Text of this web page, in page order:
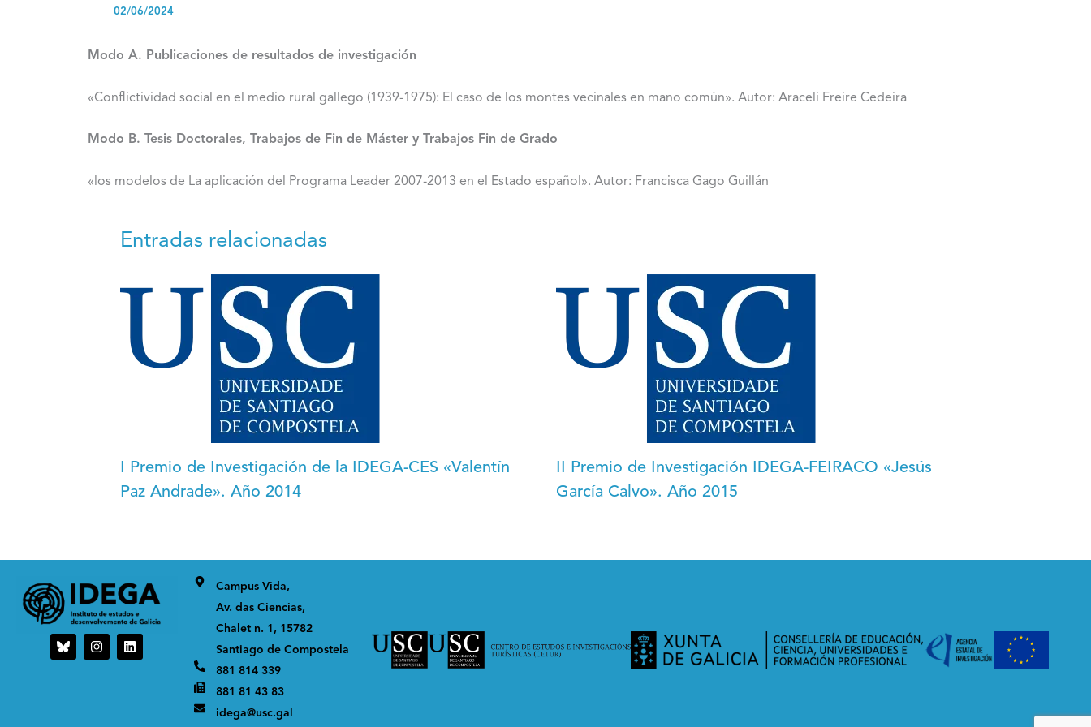
02/06/2024
Modo A. Publicaciones de resultados de investigación
«Conflictividad social en el medio rural gallego (1939-1975): El caso de los montes vecinales en mano común». Autor: Araceli Freire Cedeira
Modo B. Tesis Doctorales, Trabajos de Fin de Máster y Trabajos Fin de Grado
«los modelos de La aplicación del Programa Leader 2007-2013 en el Estado español». Autor: Francisca Gago Guillán
Entradas relacionadas
I Premio de Investigación de la IDEGA-CES «Valentín
Paz Andrade». Año 2014
II Premio de Investigación IDEGA-FEIRACO «Jesús
García Calvo». Año 2015
I
n
L
i
Campus Vida,
Av. das Ciencias,
Chalet n. 1, 15782
Santiago de Compostela
881 814 339
881 81 43 83
idega@usc.gal